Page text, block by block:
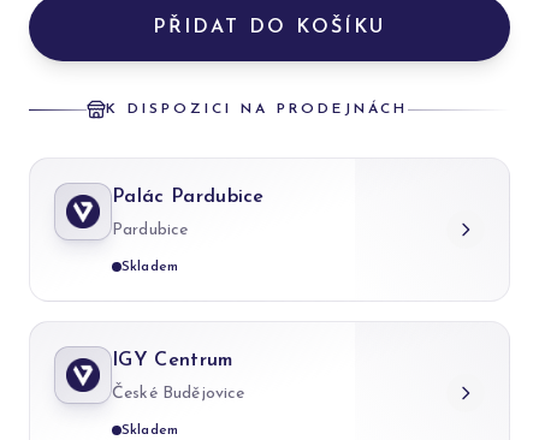
PŘIDAT DO KOŠÍKU
K DISPOZICI NA PRODEJNÁCH
Palác Pardubice
Pardubice
Skladem
IGY Centrum
České Budějovice
Skladem